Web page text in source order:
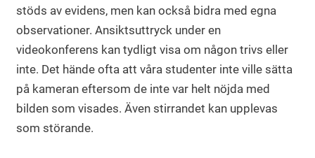
stöds av evidens, men kan också bidra med egna
observationer. Ansiktsuttryck under en
videokonferens kan tydligt visa om någon trivs eller
inte. Det hände ofta att våra studenter inte ville sätta
på kameran eftersom de inte var helt nöjda med
bilden som visades. Även stirrandet kan upplevas
som störande.